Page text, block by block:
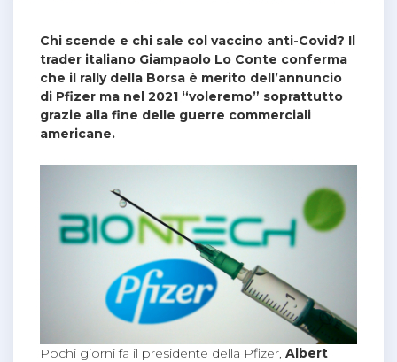
Chi scende e chi sale col vaccino anti-Covid? Il
trader italiano Giampaolo Lo Conte conferma
che il rally della Borsa è merito dell’annuncio
di Pfizer ma nel 2021 “voleremo” soprattutto
grazie alla fine delle guerre commerciali
americane.
Pochi giorni fa il presidente della Pfizer, Albert